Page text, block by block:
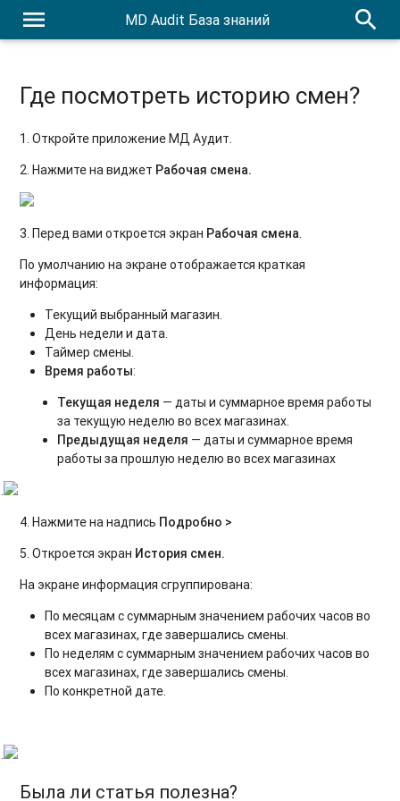
menu MD Audit База знаний search
Где посмотреть историю смен?
1. Откройте приложение МД Аудит.
2. Нажмите на виджет Рабочая смена.
3. Перед вами откроется экран Рабочая смена.
По умолчанию на экране отображается краткая
информация:
Текущий выбранный магазин.
День недели и дата.
Таймер смены.
Время работы:
Текущая неделя — даты и суммарное время работы
за текущую неделю во всех магазинах.
Предыдущая неделя — даты и суммарное время
работы за прошлую неделю во всех магазинах
.
4. Нажмите на надпись Подробно >
5. Откроется экран История смен.
На экране информация сгруппирована:
По месяцам с суммарным значением рабочих часов во
всех магазинах, где завершались смены.
По неделям с суммарным значением рабочих часов во
всех магазинах, где завершались смены.
По конкретной дате.
.
Была ли статья полезна?